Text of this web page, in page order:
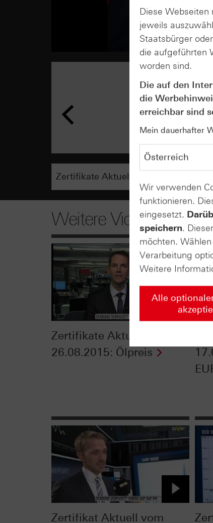
Weitere Videos
Zertifikate Aktuell vom
26.08.2015: Ölpreis
Zertifikat Aktuell vom
Diese Webseiten
jeweils
Staatsbürger
die aufgeführten
worden sind.
Die auf den
die
erreichbar sind
Mein dauerhafter
Wir verwenden
funktionieren.
eingesetzt.
speichern.
möchten.
Verarbeitung
Weitere
Alle